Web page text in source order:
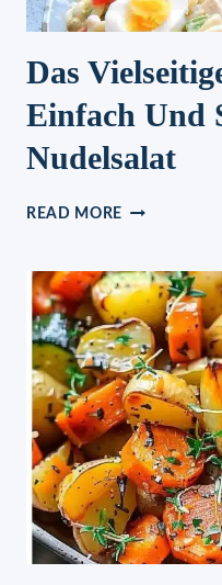
Das
Einfach Und
Nudelsalat
READ MORE DAS
GELINGT
EINFACH
UND
SCHNELL
–
PARTY-